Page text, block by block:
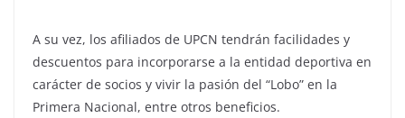
A su vez, los afiliados de UPCN tendrán facilidades y
descuentos para incorporarse a la entidad deportiva en
carácter de socios y vivir la pasión del “Lobo” en la
Primera Nacional, entre otros beneficios.